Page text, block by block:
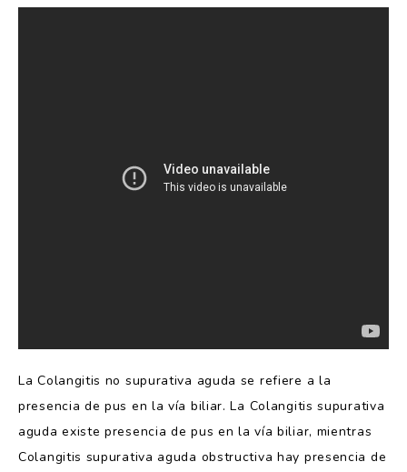
La Colangitis no supurativa aguda se refiere a la
presencia de pus en la vía biliar. La Colangitis supurativa
aguda existe presencia de pus en la vía biliar, mientras
Colangitis supurativa aguda obstructiva hay presencia de